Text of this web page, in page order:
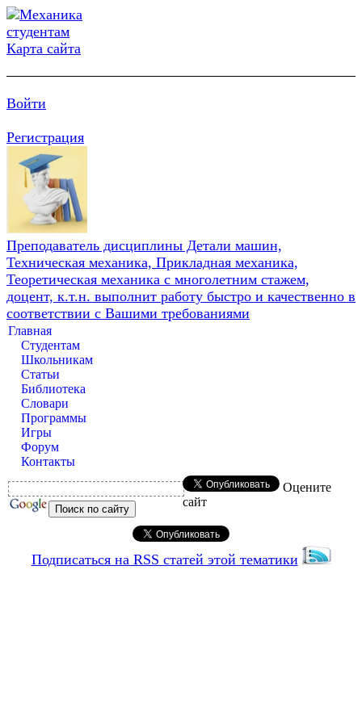
Карта сайта
Войти
Регистрация
Преподаватель дисциплины Детали машин,
Техническая механика, Прикладная механика,
Теоретическая механика с многолетним стажем,
доцент, к.т.н. выполнит работу быстро и качественно в
соответствии с Вашими требованиями
Главная
Студентам
Школьникам
Статьи
Библиотека
Словари
Программы
Игры
Форум
Контакты
Оцените
сайт
Подписаться на RSS статей этой тематики